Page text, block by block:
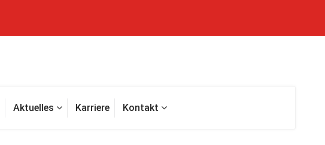
Aktuelles Karriere Kontakt